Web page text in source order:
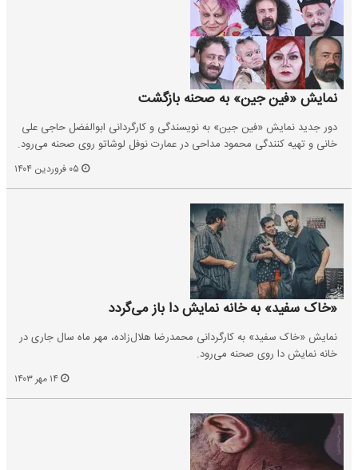
نمایش «فین جین» به صحنه بازگشت
دور جدید نمایش «فین جین» به نویسندگی و کارگردانی ابوالفضل حاجی علی
خانی و تهیه کنندگی محمود مداحی در عمارت نوفل لوشاتو روی صحنه می‌رود.
«خاک سفید» به خانه نمایش دا باز می‌گردد
نمایش «خاک سفید» به کارگردانی محمدرضا هلال‌زاده، مهر ماه سال جاری در
خانه نمایش دا روی صحنه می‌رود.